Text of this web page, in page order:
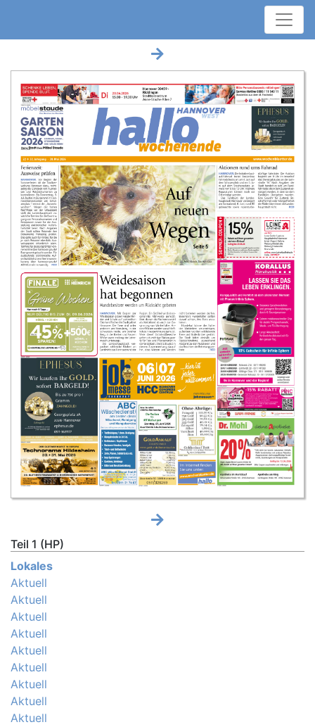
Teil 1 (HP)
Lokales
Aktuell
Aktuell
Aktuell
Aktuell
Aktuell
Aktuell
Aktuell
Aktuell
Aktuell